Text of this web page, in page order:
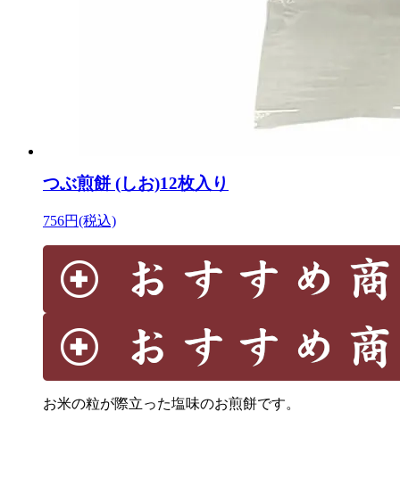
つぶ煎餅 (しお)12枚入り
756円(税込)
お米の粒が際立った塩味のお煎餅です。